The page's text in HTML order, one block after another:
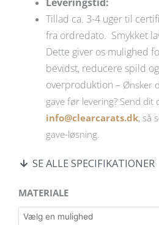
Tillad ca. 3-4 uger til
fra ordredato. Smykket
Dette giver os mulighed
bevidst, reducere spild
overproduktion – Ønsker
gave før levering? Send
info@clearcarats.dk, så
gave-løsning.
SE ALLE SPECIFIKATIONER
MATERIALE
Elegant
9
kt.